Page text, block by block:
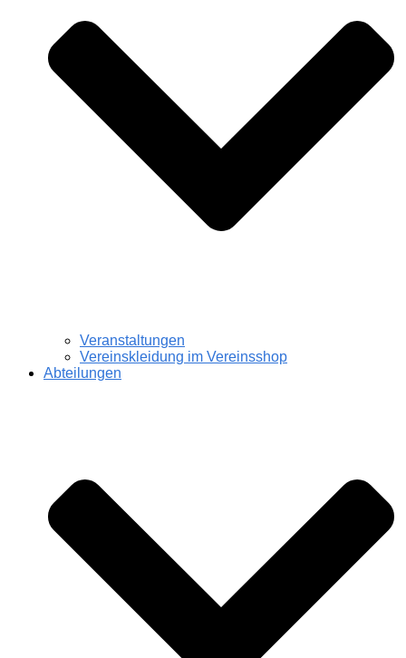
Veranstaltungen
Vereinskleidung im Vereinsshop
Abteilungen